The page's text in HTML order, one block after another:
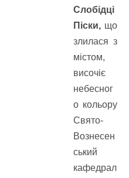
Слобідці
Піски, що
злилася з
містом,
височіє
небесног
о кольору
Свято-
Вознесен
ський
кафедрал